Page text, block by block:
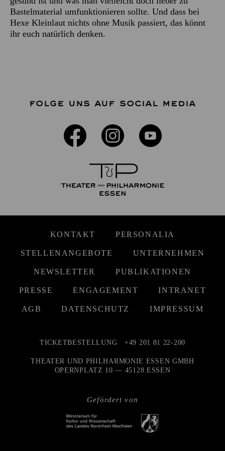
Bastelmaterial umfunktionieren sollte. Und dass bei
Hexe Kleinlaut nichts ohne Musik passiert, das könnt
ihr euch natürlich denken.
FOLGE UNS AUF SOCIAL MEDIA
KONTAKT PERSONALIA
STELLENANGEBOTE UNTERNEHMEN
NEWSLETTER PUBLIKATIONEN
PRESSE ENGAGEMENT INTRANET
AGB DATENSCHUTZ IMPRESSUM
Gefördert von
TICKETBESTELLUNG +49 201 81 22-200
THEATER UND PHILHARMONIE ESSEN GMBH
OPERNPLATZ 10 — 45128 ESSEN